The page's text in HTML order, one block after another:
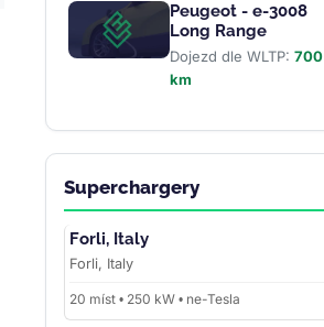
Peugeot - e-3008
Long Range
Dojezd dle WLTP: 700
km
Superchargery
Forli, Italy
Forli, Italy
20 míst • 250 kW • ne-Tesla